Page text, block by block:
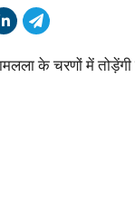
के चरणों में